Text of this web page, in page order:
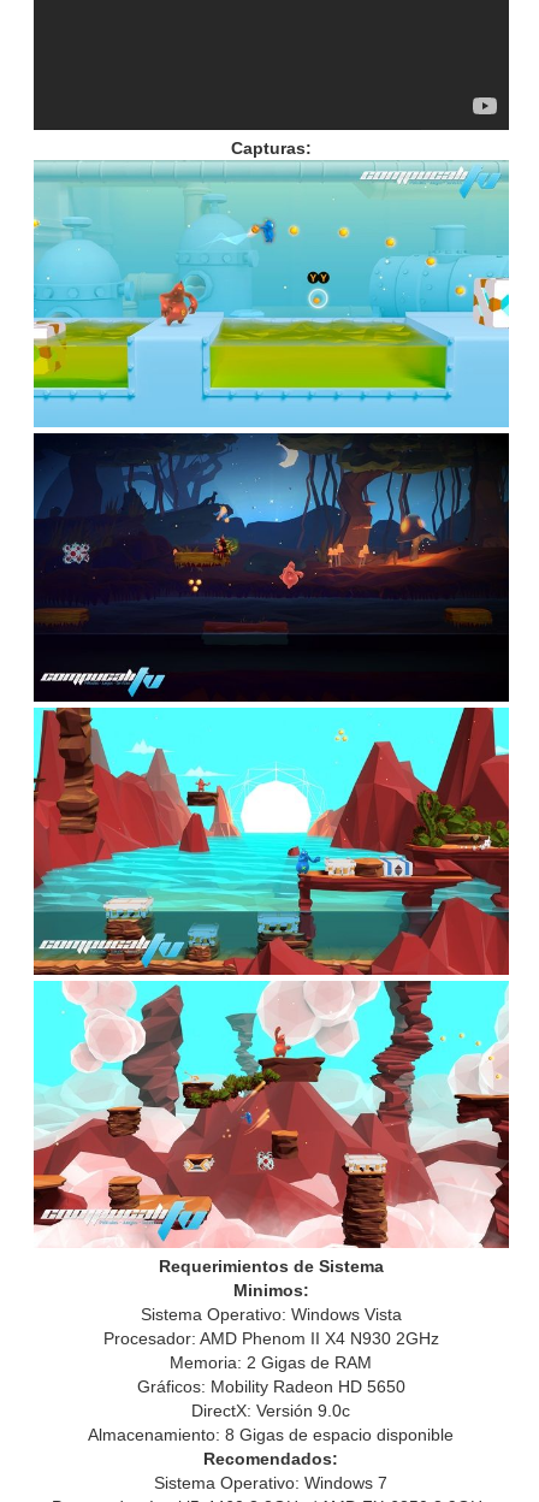
Capturas:
Requerimientos de Sistema
Minimos:
Sistema Operativo: Windows Vista
Procesador: AMD Phenom II X4 N930 2GHz
Memoria: 2 Gigas de RAM
Gráficos: Mobility Radeon HD 5650
DirectX: Versión 9.0c
Almacenamiento: 8 Gigas de espacio disponible
Recomendados:
Sistema Operativo: Windows 7